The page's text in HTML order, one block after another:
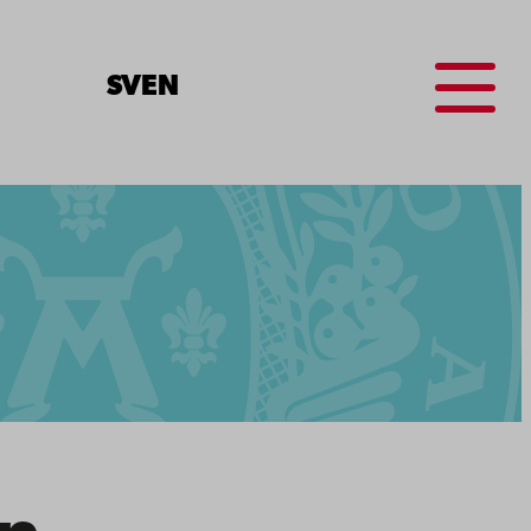
SV EN
Menu